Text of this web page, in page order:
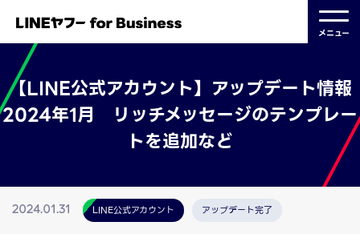
メニュー
【LINE公式アカウント】アップデート情報
2024年1月 リッチメッセージのテンプレー
トを追加など
2024.01.31 LINE公式アカウント アップデート完了